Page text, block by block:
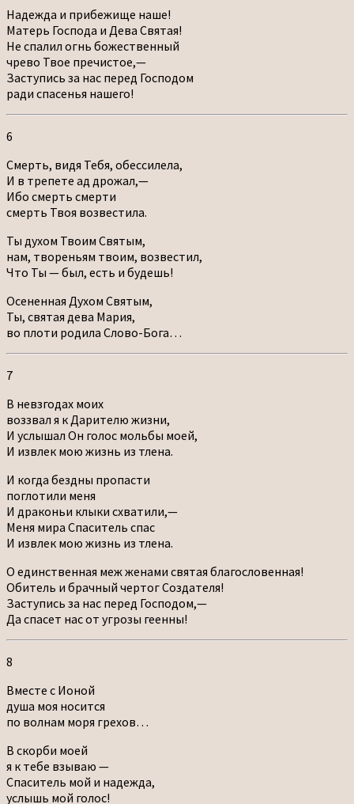
Надежда и прибежище наше!
Матерь Господа и Дева Святая!
Не спалил огнь божественный
чрево Твое пречистое,—
Заступись за нас перед Господом
ради спасенья нашего!
6
Смерть, видя Тебя, обессилела,
И в трепете ад дрожал,—
Ибо смерть смерти
смерть Твоя возвестила.
Ты духом Твоим Святым,
нам, твореньям твоим, возвестил,
Что Ты — был, есть и будешь!
Осененная Духом Святым,
Ты, святая дева Мария,
во плоти родила Слово-Бога…
7
В невзгодах моих
воззвал я к Дарителю жизни,
И услышал Он голос мольбы моей,
И извлек мою жизнь из тлена.
И когда бездны пропасти
поглотили меня
И драконьи клыки схватили,—
Меня мира Спаситель спас
И извлек мою жизнь из тлена.
О единственная меж женами святая благословенная!
Обитель и брачный чертог Создателя!
Заступись за нас перед Господом,—
Да спасет нас от угрозы геенны!
8
Вместе с Ионой
душа моя носится
по волнам моря грехов…
В скорби моей
я к тебе взываю —
Спаситель мой и надежда,
услышь мой голос!